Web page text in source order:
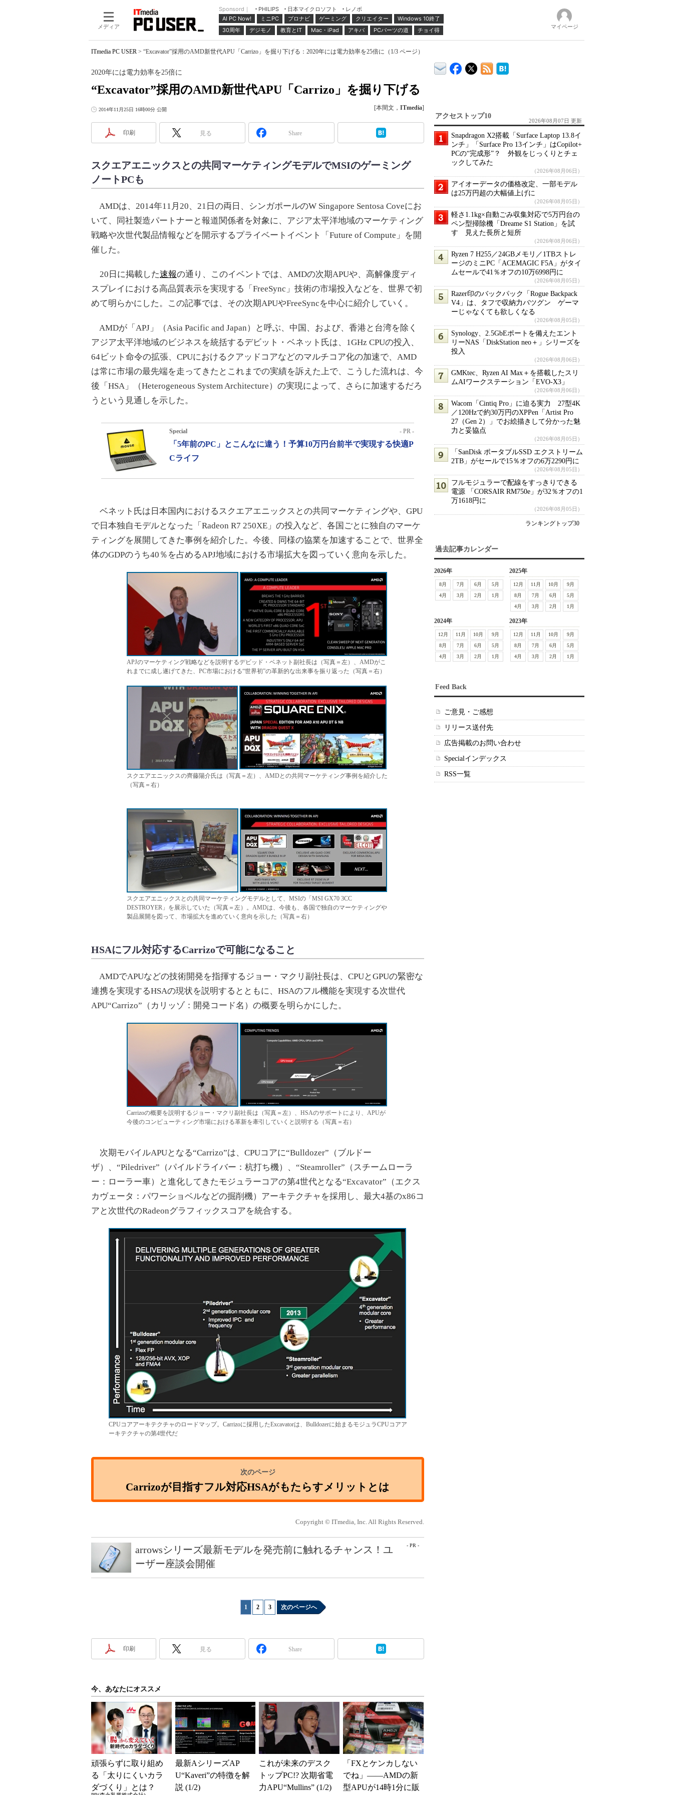
メディア
Sponsord｜ PHILIPS 日本マイクロソフト
レノボ
AI PC Now!
ミニPC プロナビ ゲーミング クリエイター
Windows 10終了
30周年
デジモノ 教育とIT Mac・iPad アキバ PCパーツの道 チョイ得 マイページ
ITmedia PC USER > “Excavator”採用のAMD新世代APU「Carrizo」を掘り下げる：2020年には電力効率を25倍に（1/3 ページ）
“Excavator”採用のAMD新世代APU「Carrizo」を掘り下げる
2020年には電力効率を25倍に
2014年11月25日 16時00分 公開 [本間文， ITmedia]
印刷 見る Share
スクエアエニックスとの共同マーケティングモデルでMSIのゲーミング
ノートPCも
AMDは、2014年11月20、21日の両日、シンガポールのW Singapore Sentosa Coveにお
いて、同社製造パートナーと報道関係者を対象に、アジア太平洋地域のマーケティング
戦略や次世代製品情報などを開示するプライベートイベント「Future of Compute」を開
催した。
20日に掲載した速報の通り、このイベントでは、AMDの次期APUや、高解像度ディ
スプレイにおける高品質表示を実現する「FreeSync」技術の市場投入などを、世界で初
めて明らかにした。この記事では、その次期APUやFreeSyncを中心に紹介していく。
AMDが「APJ」（Asia Pacific and Japan）と呼ぶ、中国、および、香港と台湾を除く
アジア太平洋地域のビジネスを統括するデビット・ベネット氏は、1GHz CPUの投入、
64ビット命令の拡張、CPUにおけるクアッドコアなどのマルチコア化の加速で、AMD
は常に市場の最先端を走ってきたとこれまでの実績を訴えた上で、こうした流れは、今
後「HSA」（Heterogeneous System Architecture）の実現によって、さらに加速するだろ
うという見通しを示した。
Special - PR -
「5年前のPC」とこんなに違う！予算10万円台前半で実現する快適P
Cライフ
ベネット氏は日本国内におけるスクエアエニックスとの共同マーケティングや、GPU
で日本独自モデルとなった「Radeon R7 250XE」の投入など、各国ごとに独自のマーケ
ティングを展開してきた事例を紹介した。今後、同様の協業を加速することで、世界全
体のGDPのうち40％を占めるAPJ地域における市場拡大を図っていく意向を示した。
APJのマーケティング戦略などを説明するデビッド・ベネット副社長は（写真＝左）、AMDがこ
れまでに成し遂げてきた、PC市場における“世界初”の革新的な出来事を振り返った（写真＝右）
スクエアエニックスの齊藤陽介氏は（写真＝左）、AMDとの共同マーケティング事例を紹介した
（写真＝右）
スクエアエニックスとの共同マーケティングモデルとして、MSIの「MSI GX70 3CC
DESTROYER」を展示していた（写真＝左）。AMDは、今後も、各国で独自のマーケティングや
製品展開を図って、市場拡大を進めていく意向を示した（写真＝右）
HSAにフル対応するCarrizoで可能になること
AMDでAPUなどの技術開発を指揮するジョー・マクリ副社長は、CPUとGPUの緊密な
連携を実現するHSAの現状を説明するとともに、HSAのフル機能を実現する次世代
APU“Carrizo”（カリッゾ：開発コード名）の概要を明らかにした。
Carrizoの概要を説明するジョー・マクリ副社長は（写真＝左）、HSAのサポートにより、APUが
今後のコンピューティング市場における革新を牽引していくと説明する（写真＝右）
次期モバイルAPUとなる“Carrizo”は、CPUコアに“Bulldozer”（ブルドー
ザ）、“Piledriver”（パイルドライバー：杭打ち機）、“Steamroller”（スチームローラ
ー：ローラー車）と進化してきたモジュラーコアの第4世代となる“Excavator”（エクス
カヴェータ：パワーショベルなどの掘削機）アーキテクチャを採用し、最大4基のx86コ
アと次世代のRadeonグラフィックスコアを統合する。
CPUコアアーキテクチャのロードマップ。Carrizoに採用したExcavatorは、Bulldozerに始まるモジュラCPUコアア
ーキテクチャの第4世代だ
Carrizoが目指すフル対応HSAがもたらすメリットとは
Copyright © ITmedia, Inc. All Rights Reserved.
- PR -
arrowsシリーズ最新モデルを発売前に触れるチャンス！ユ
ーザー座談会開催
1 2 3 次のページへ
印刷 見る Share
今、あなたにオススメ
頑張らずに取り組め
る「太りにくいカラ
ダづくり」とは？
最新AシリーズAP
U“Kaveri”の特徴を解
説 (1/2)
これが未来のデスク
トップPC!? 次期省電
力APU“Mullins” (1/2)
「FXとケンカしない
でね」――AMDの新
型APUが14時1分に販
アクセストップ10
2026年08月07日 更新
Snapdragon X2搭載「Surface Laptop 13.8イ
ンチ」「Surface Pro 13インチ」はCopilot+
PCの“完成形”？ 外観をじっくりとチェ
ックしてみた
（2026年08月06日）
アイオーデータの価格改定、一部モデル
は25万円超の大幅値上げに
（2026年08月05日）
軽さ1.1kg×自動ごみ収集対応で5万円台の
ペン型掃除機「Dreame S1 Station」を試
す 見えた長所と短所
（2026年08月06日）
Ryzen 7 H255／24GBメモリ／1TBストレ
ージのミニPC「ACEMAGIC F5A」がタイ
ムセールで41％オフの10万6998円に
（2026年08月05日）
Razer印のバックパック「Rogue Backpack
V4」は、タフで収納力バツグン ゲーマ
ーじゃなくても欲しくなる
（2026年08月05日）
Synology、2.5GbEポートを備えたエント
リーNAS「DiskStation neo＋」シリーズを
投入
（2026年08月06日）
GMKtec、Ryzen AI Max＋を搭載したスリ
ムAIワークステーション「EVO-X3」
（2026年08月06日）
Wacom「Cintiq Pro」に迫る実力 27型4K
／120Hzで約30万円のXPPen「Artist Pro
27（Gen 2）」でお絵描きして分かった魅
力と妥協点
（2026年08月05日）
「SanDisk ポータブルSSD エクストリーム
2TB」がセールで15％オフの6万2290円に
（2026年08月05日）
フルモジュラーで配線をすっきりできる
電源 「CORSAIR RM750e」が32％オフの1
万1618円に
（2026年08月05日）
ランキングトップ30
過去記事カレンダー
2026年
8月 7月 6月
5月
4月
3月 2月 1月
2025年
12月 11月 10月
9月
8月
7月 6月
5月
4月
3月 2月 1月
2024年
12月 11月 10月
9月
8月
7月 6月
5月
4月
3月 2月 1月
2023年
12月 11月 10月
9月
8月
7月 6月
5月
4月
3月 2月 1月
Feed Back
ご意見・ご感想
リリース送付先
広告掲載のお問い合わせ
Specialインデックス
RSS一覧